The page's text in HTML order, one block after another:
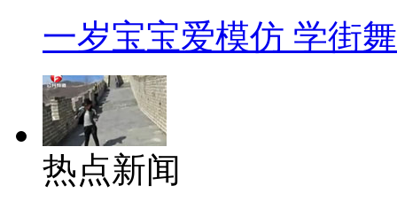
一岁宝宝爱模仿 学街
热点新闻